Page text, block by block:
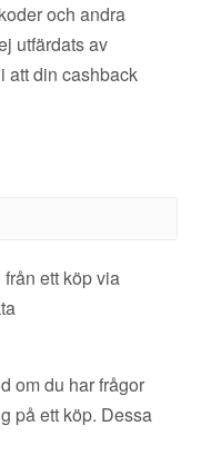
och andra
utfärdats av
att din cashback
ett köp via
om du har frågor
på ett köp. Dessa